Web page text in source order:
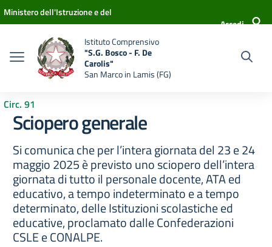
Vai ai contenuti
Vai al menu di navigazione
Vai al footer
Ministero dell'Istruzione e del
Accedi
Istituto Comprensivo
"S.G. Bosco - F. De
Carolis"
San Marco in Lamis (FG)
Circ. 91
Sciopero generale
Si comunica che per l’intera giornata del 23 e 24
maggio 2025 è previsto uno sciopero dell’intera
giornata di tutto il personale docente, ATA ed
educativo, a tempo indeterminato e a tempo
determinato, delle Istituzioni scolastiche ed
educative, proclamato dalle Confederazioni
CSLE e CONALPE.